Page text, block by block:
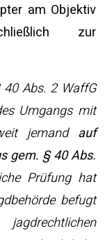
am Objektiv
zur
40 Abs. 2 WaffG
Umgangs mit
jemand auf
gem. § 40 Abs.
Prüfung hat
befugt